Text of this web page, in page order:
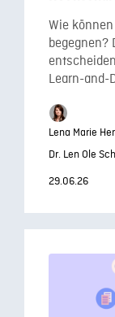
Wie
begegnen?
Learn-and-
Lena Marie
Dr. Len Ole
29.06.26